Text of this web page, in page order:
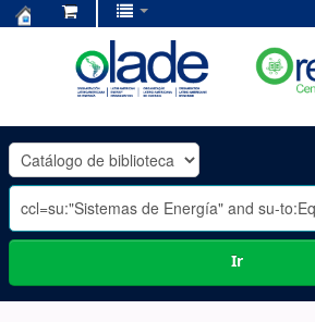
OLADE
-
Ir